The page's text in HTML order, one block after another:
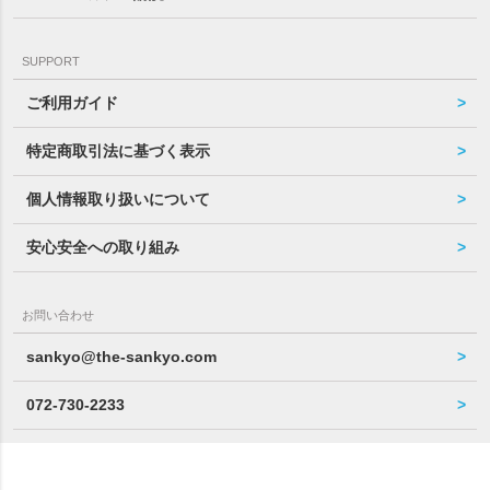
SUPPORT
ご利用ガイド
特定商取引法に基づく表示
個人情報取り扱いについて
安心安全への取り組み
お問い合わせ
sankyo@the-sankyo.com
072-730-2233